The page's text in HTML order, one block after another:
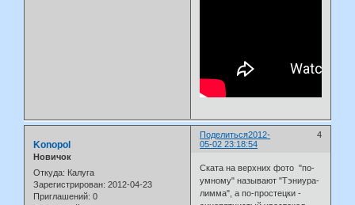
Поделиться 4
2012-
05-02 23:18:54
Konopol
Новичок
Откуда: Калуга
Зарегистрирован: 2012-04-23
Приглашений: 0
Ската на верхних фото "по-
умному" называют "Тэниура-
лимма", а по-простецки -